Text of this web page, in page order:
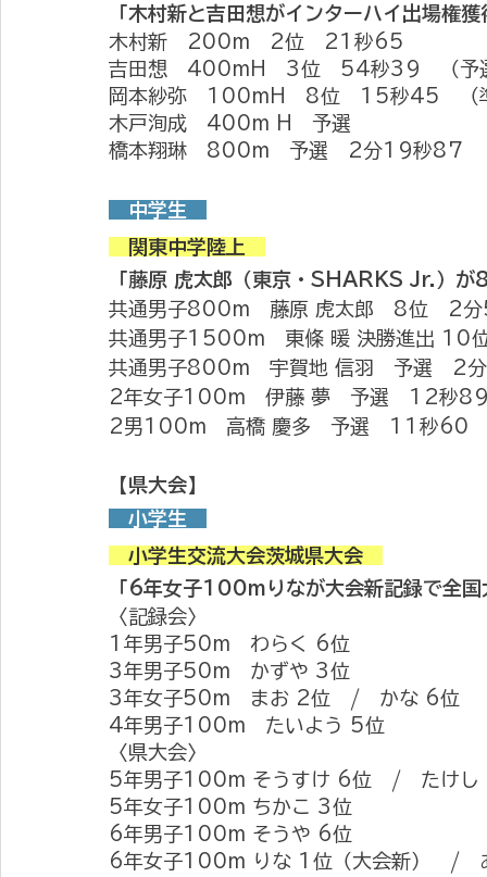
「木村新と吉田想がインターハイ出場権獲
木村新　200m　2位　21秒65
吉田想　400mH　3位　54秒39　（
岡本紗弥　100mH　8位　15秒45　
木戸洵成　400m H　予選
橋本翔琳　800m　予選　2分19秒87
中学生
関東中学陸上
「藤原 虎太郎（東京・SHARKS Jr.）が
共通男子800m　藤原 虎太郎　8位　2
共通男子1500m　東條 暖 決勝進出
共通男子800m　宇賀地 信羽　予選　
2年女子100m　伊藤 夢　予選　12秒
2男100m　高橋 慶多　予選　11秒60
【県大会】
小学生
小学生交流大会茨城県大会
「6年女子100mりなが​大会新記録で全国
〈記録会〉
1年男子50m　わらく 6位
3年男子50m　かずや 3位
3年女子50m　まお 2位　/　かな 6位
4年男子100m　たいよう 5位
〈県大会〉
5年男子100m そうすけ 6位　/　たけし
5年女子100m ちかこ 3位
6年男子100m そうや 6位
6年女子100m りな 1位（大会新）　/　